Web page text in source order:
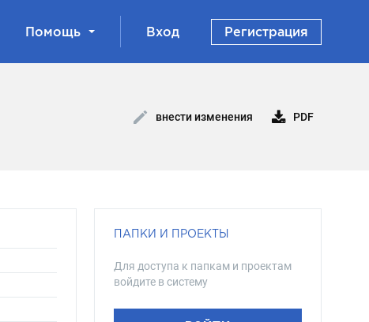
Помощь Вход Регистрация
внести изменения PDF
ПАПКИ И ПРОЕКТЫ
Для доступа к папкам и проектам
войдите в систему